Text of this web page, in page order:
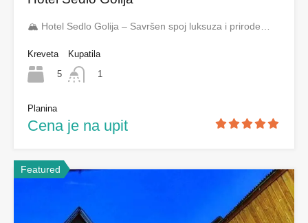
🏔️ Hotel Sedlo Golija – Savršen spoj luksuza i prirode…
Kreveta
5
Kupatila
1
Planina
Cena je na upit
Featured